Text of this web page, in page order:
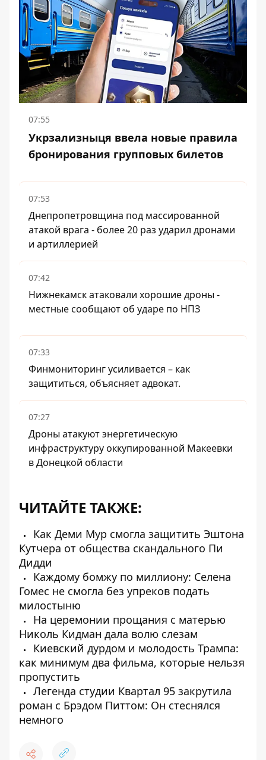
07:55
Укрзализныця ввела новые правила
бронирования групповых билетов
07:53
Днепропетровщина под массированной
атакой врага - более 20 раз ударил дронами
и артиллерией
07:42
Нижнекамск атаковали хорошие дроны -
местные сообщают об ударе по НПЗ
07:33
Финмониторинг усиливается – как
защититься, объясняет адвокат.
07:27
Дроны атакуют энергетическую
инфраструктуру оккупированной Макеевки
в Донецкой области
ЧИТАЙТЕ ТАКЖЕ:
Как Деми Мур смогла защитить Эштона
Кутчера от общества скандального Пи
Дидди
Каждому бомжу по миллиону: Селена
Гомес не смогла без упреков подать
милостыню
На церемонии прощания с матерью
Николь Кидман дала волю слезам
Киевский дурдом и молодость Трампа:
как минимум два фильма, которые нельзя
пропустить
Легенда студии Квартал 95 закрутила
роман с Брэдом Питтом: Он стеснялся
немного